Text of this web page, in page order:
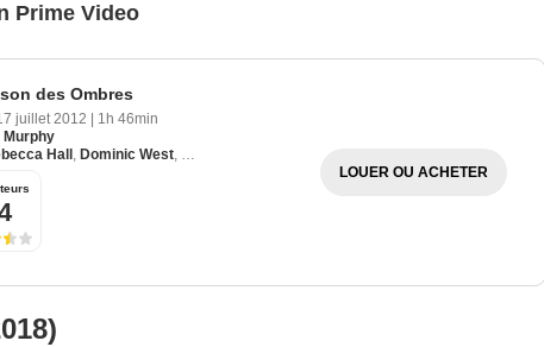
Prime Video
des Ombres
juillet 2012
1h 46min
Murphy
Hall , Dominic West, Imelda Staunton
LOUER OU ACHETER